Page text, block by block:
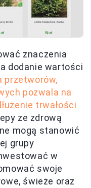
znaczenia
dodanie wartości
przetworów,
pozwala na
trwałości
ze zdrową
mogą stanowić
grupy
w
swoje
świeże oraz